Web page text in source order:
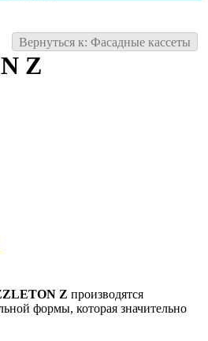
Вернуться к: Фасадные кассеты
Z
Z производятся
формы, которая значительно